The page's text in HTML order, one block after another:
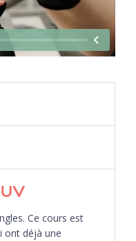
Ce cours est
ont déjà une